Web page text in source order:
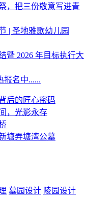
，把三份敬意写进青
| 圣地雅歌幼儿园
暨 2026 年目标执行大
报名中......
后的匠心密码
，光影永存
塘弄塘湾公墓
墓园设计 陵园设计